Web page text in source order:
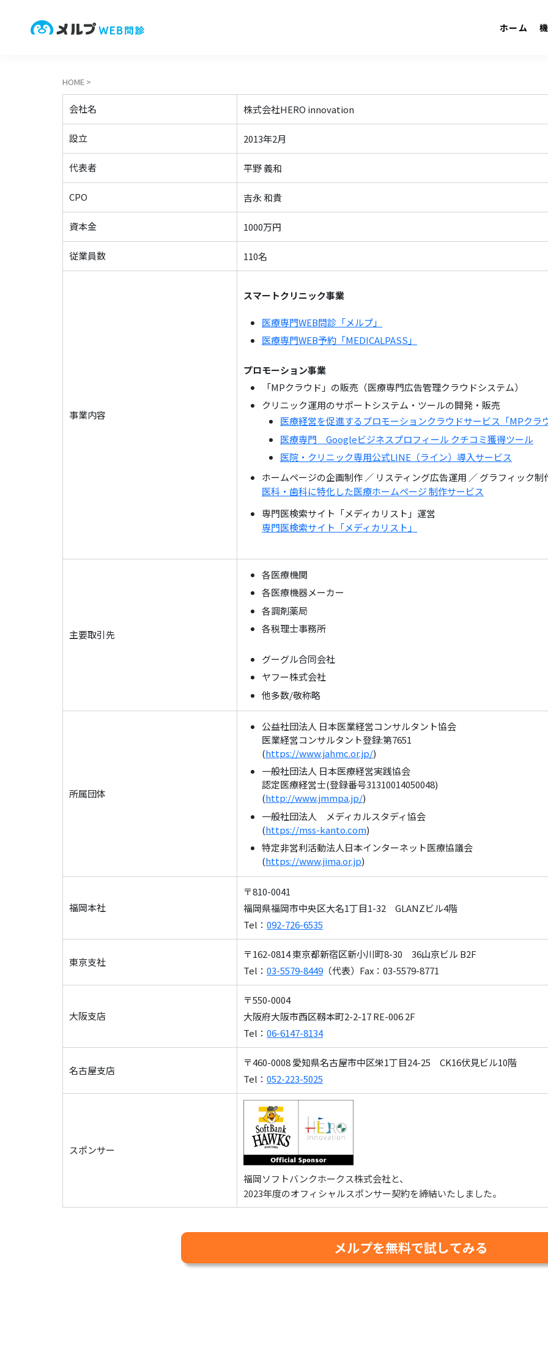
ホーム
HOME >
会社名 株式会社HERO innovation
設立 2013年2月
代表者 平野 義和
CPO 吉永 和貴
資本金 1000万円
従業員数 110名
事業内容
スマートクリニック事業
医療専門WEB問診「メルプ」
医療専門WEB予約「MEDICALPASS」
プロモーション事業
「MPクラウド」の販売（医療専門広告管理クラウドシステム）
クリニック運用のサポートシステム・ツールの開発・販売
医療経営を促進するプロモーションクラウドサービス「MPクラ
医療専門 Googleビジネスプロフィール クチコミ獲得ツール
医院・クリニック専用公式LINE（ライン）導入サービス
ホームページの企画制作 ／ リスティング広告運用 ／ グラフィック制
医科・歯科に特化した医療ホームページ 制作サービス
専門医検索サイト「メディカリスト」運営
専門医検索サイト「メディカリスト」
主要取引先
各医療機関
各医療機器メーカー
各調剤薬局
各税理士事務所
グーグル合同会社
ヤフー株式会社
他多数/敬称略
所属団体
公益社団法人 日本医業経営コンサルタント協会
医業経営コンサルタント登録:第7651
(https://www.jahmc.or.jp/)
一般社団法人 日本医療経営実践協会
認定医療経営士(登録番号31310014050048)
(http://www.jmmpa.jp/)
一般社団法人 メディカルスタディ協会
(https://mss-kanto.com)
特定非営利活動法人日本インターネット医療協議会
(https://www.jima.or.jp)
福岡本社
〒810-0041
福岡県福岡市中央区大名1丁目1-32 GLANZビル4階
Tel： 092-726-6535
東京支社
〒162-0814 東京都新宿区新小川町8-30 36山京ビル B2F
Tel： 03-5579-8449 （代表）Fax：03-5579-8771
大阪支店
〒550-0004
大阪府大阪市西区靱本町2-2-17 RE-006 2F
Tel： 06-6147-8134
名古屋支店
〒460-0008 愛知県名古屋市中区栄1丁目24-25 CK16伏見ビル10階
Tel： 052-223-5025
スポンサー
福岡ソフトバンクホークス株式会社と、
2023年度のオフィシャルスポンサー契約を締結いたしました。
メルプを無料で試してみる